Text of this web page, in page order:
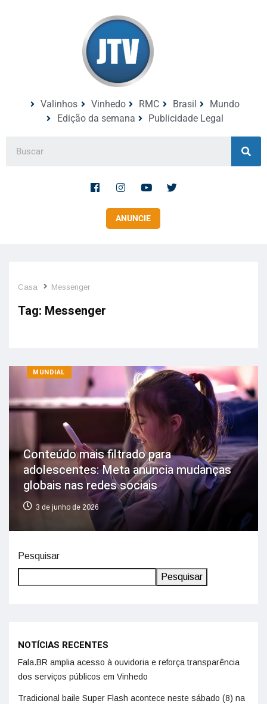
Valinhos Vinhedo RMC Brasil
Mundo
Edição da semana
Publicidade Legal
ANUNCIE
Casa Messenger
Tag: Messenger
MUNDIAL
Conteúdo mais filtrado para
adolescentes: Meta anuncia mudanças
globais nas redes sociais
3 de junho de 2026
Pesquisar
Pesquisar
NOTÍCIAS RECENTES
Fala.BR amplia acesso à ouvidoria e reforça transparência
dos serviços públicos em Vinhedo
Tradicional baile Super Flash acontece neste sábado (8) na